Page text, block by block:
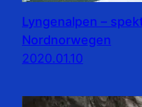
Lyngenalpen –
Nordnorwegen
2020.01.10